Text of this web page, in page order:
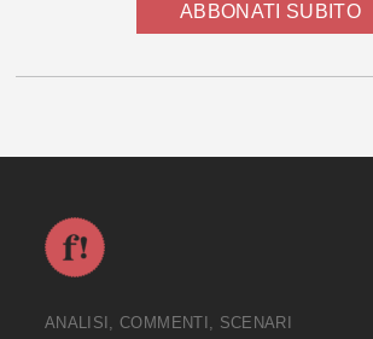
ABBONATI SUBITO
ANALISI, COMMENTI, SCENARI